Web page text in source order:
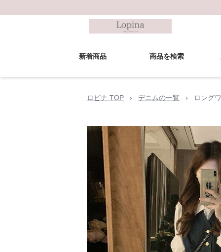
新着商品 商品を検索
ロピナ TOP › デニムの一覧 › ロング